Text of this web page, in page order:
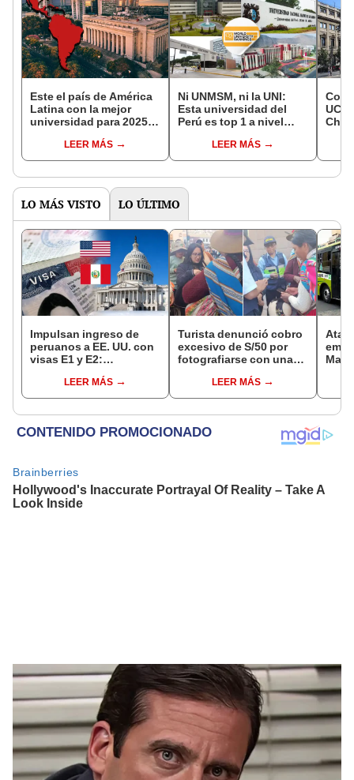
Este el país de América
Latina con la mejor
universidad para 2025:
Brasil y México
LEER MÁS
Ni UNMSM, ni la UNI:
Esta universidad del
Perú es top 1 a nivel
Ranking QS 2025
LEER MÁS
UC y
LO MÁS VISTO LO ÚLTIMO
Impulsan ingreso de
peruanos a EE. UU. con
visas E1 y E2:
pymes serían los más
beneficiados
LEER MÁS
Turista denunció cobro
excesivo de S/50 por
fotografiarse con una
serenazgo recuperó el
dinero
LEER MÁS